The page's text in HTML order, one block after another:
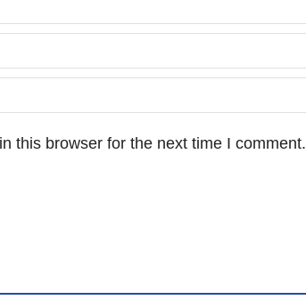
this browser for the next time I comment.